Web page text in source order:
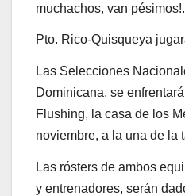
muchachos, van pésimos!.
Pto. Rico-Quisqueya
Las Selecciones
Dominicana, se
Flushing, la casa de los
noviembre, a la una de la
Las rósters de ambos
y entrenadores, serán